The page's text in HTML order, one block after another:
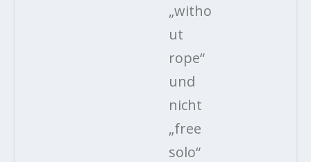
„witho
ut
rope“
und
nicht
„free
solo“